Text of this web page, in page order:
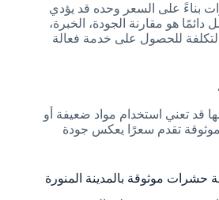
بناءً على السعر وحده قد يؤدي
دائمًا هو مقارنة الجودة، الخبرة،
للحصول على خدمة فعالة
قد تعني استخدام مواد ضعيفة أو
تقدم سعرًا يعكس جودة
حشرات موثوقة بالمدينة المنورة